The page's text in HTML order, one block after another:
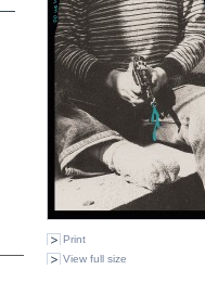
Print
View full size